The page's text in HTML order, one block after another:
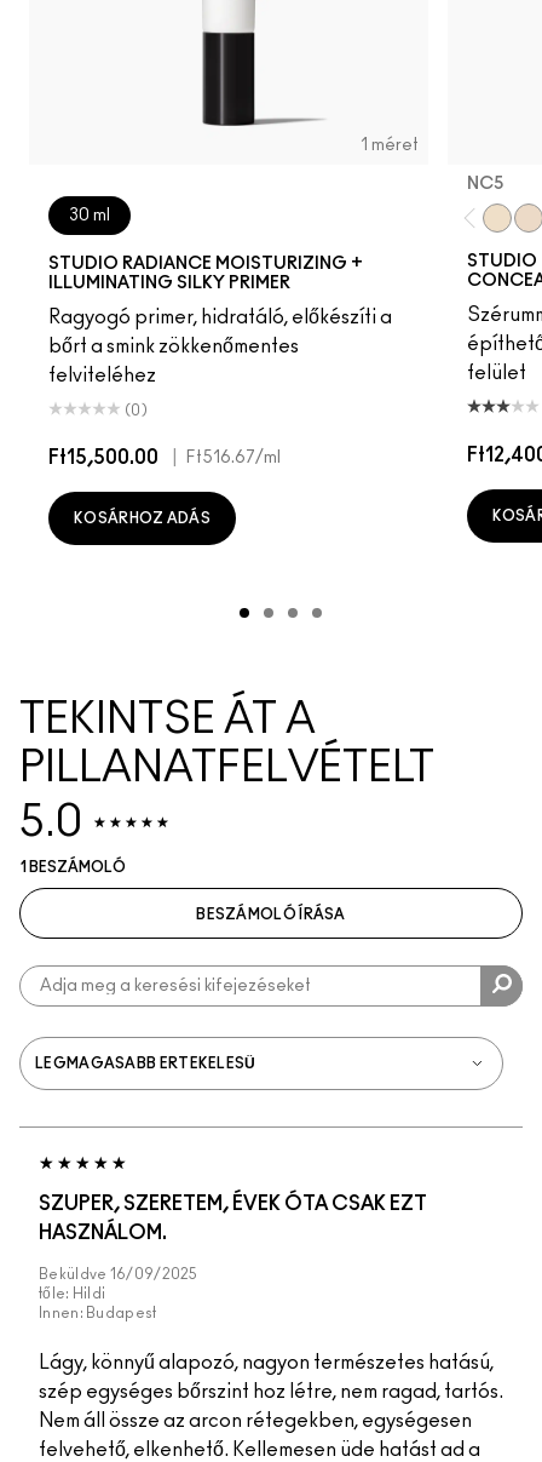
1 méret
30 ml
STUDIO RADIANCE MOISTURIZING +
ILLUMINATING SILKY PRIMER
Ragyogó primer, hidratáló, előkészíti a
bőrt a smink zökkenőmentes
felviteléhez
(0)
Ft15,500.00 Ft516.67/ml
KOSÁRHOZ ADÁS
NC5​
STUDIO
felület
TEKINTSE ÁT A
PILLANATFELVÉTELT
5.0
1 BESZÁMOLÓ
BESZÁMOLÓ ÍRÁSA
SZUPER, SZERETEM, ÉVEK ÓTA CSAK EZT
HASZNÁLOM.
Beküldve 16/09/2025
tőle: Hildi
Innen: Budapest
Lágy, könnyű alapozó, nagyon természetes hatású,
szép egységes bőrszint hoz létre, nem ragad, tartós.
Nem áll össze az arcon rétegekben, egységesen
felvehető, elkenhető. Kellemesen üde hatást ad a